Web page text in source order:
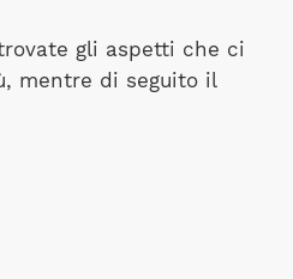
gli aspetti che ci
mentre di seguito il